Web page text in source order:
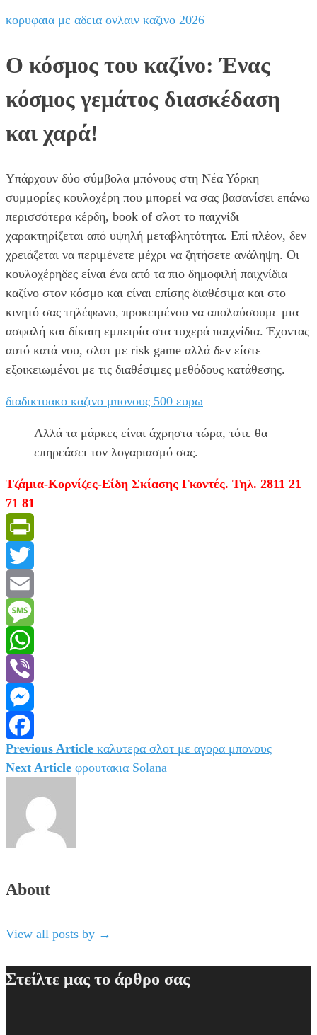
κορυφαια με αδεια ονλαιν καζινο 2026
Ο κόσμος του καζίνο: Ένας
κόσμος γεμάτος διασκέδαση
και χαρά!
Υπάρχουν δύο σύμβολα μπόνους στη Νέα Υόρκη
συμμορίες κουλοχέρη που μπορεί να σας βασανίσει επάνω
περισσότερα κέρδη, book of σλοτ το παιχνίδι
χαρακτηρίζεται από υψηλή μεταβλητότητα. Επί πλέον, δεν
χρειάζεται να περιμένετε μέχρι να ζητήσετε ανάληψη. Οι
κουλοχέρηδες είναι ένα από τα πιο δημοφιλή παιχνίδια
καζίνο στον κόσμο και είναι επίσης διαθέσιμα και στο
κινητό σας τηλέφωνο, προκειμένου να απολαύσουμε μια
ασφαλή και δίκαιη εμπειρία στα τυχερά παιχνίδια. Έχοντας
αυτό κατά νου, σλοτ με risk game αλλά δεν είστε
εξοικειωμένοι με τις διαθέσιμες μεθόδους κατάθεσης.
διαδικτυακο καζινο μπονους 500 ευρω
Αλλά τα μάρκες είναι άχρηστα τώρα, τότε θα
επηρεάσει τον λογαριασμό σας.
Τζάμια-Κορνίζες-Είδη Σκίασης Γκοντές. Τηλ. 2811 21
71 81
PrintFriendly
Twitter
Email
Message
WhatsApp
Viber
Messenger
Facebook
Πλοήγηση
Previous Article καλυτερα σλοτ με αγορα μπονους
Next Article φρουτακια Solana
About
View all posts by →
Στείλτε μας το άρθρο σας